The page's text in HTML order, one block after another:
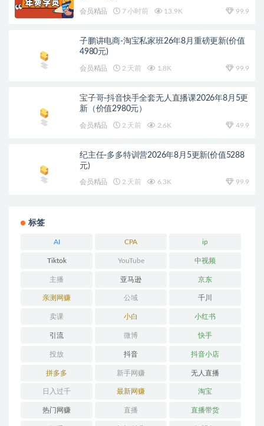
会员精品 7 小时前 13.9K 99.9
子鹏讲电商-淘宝私家班26年8月重磅更新(价值
4980元)
会员精品 2 天前 1.8K 99.9
宝子哥-抖音快手全套无人直播课2026年8月5更
新（价值2980元）
会员精品 2 天前 2.6K 49.9
纪主任-多多特训营2026年8月5更新(价值5288
元)
会员精品 2 天前 6.3K 99.9
标签
AI CPA ip
Tiktok YouTube 中视频
主播 亚马逊 京东
亲测网赚 公域 千川
卖课 小白 小红书
引流 微博 快手
投放 抖音 抖音小店
拼多多 新手网赚 无人直播
日入过千 最新网赚 淘宝
热门网赚 直播 直播带货